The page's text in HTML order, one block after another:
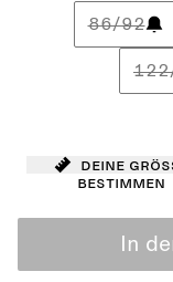
86/92
Deine
bestimmen
In